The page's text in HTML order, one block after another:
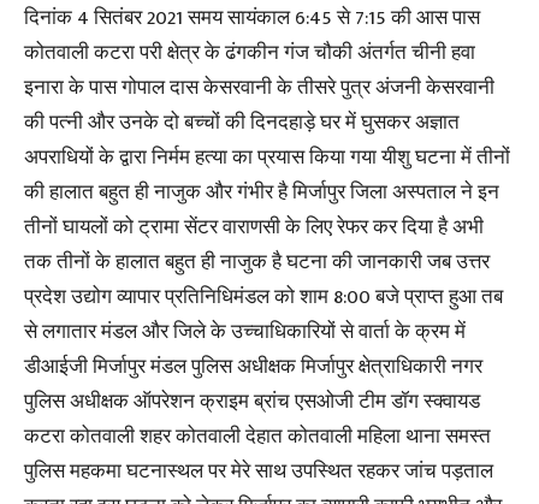
दिनांक 4 सितंबर 2021 समय सायंकाल 6:45 से 7:15 की आस पास
कोतवाली कटरा परी क्षेत्र के ढंगकीन गंज चौकी अंतर्गत चीनी हवा
इनारा के पास गोपाल दास केसरवानी के तीसरे पुत्र अंजनी केसरवानी
की पत्नी और उनके दो बच्चों की दिनदहाड़े घर में घुसकर अज्ञात
अपराधियों के द्वारा निर्मम हत्या का प्रयास किया गया यीशु घटना में तीनों
की हालात बहुत ही नाजुक और गंभीर है मिर्जापुर जिला अस्पताल ने इन
तीनों घायलों को ट्रामा सेंटर वाराणसी के लिए रेफर कर दिया है अभी
तक तीनों के हालात बहुत ही नाजुक है घटना की जानकारी जब उत्तर
प्रदेश उद्योग व्यापार प्रतिनिधिमंडल को शाम 8:00 बजे प्राप्त हुआ तब
से लगातार मंडल और जिले के उच्चाधिकारियों से वार्ता के क्रम में
डीआईजी मिर्जापुर मंडल पुलिस अधीक्षक मिर्जापुर क्षेत्राधिकारी नगर
पुलिस अधीक्षक ऑपरेशन क्राइम ब्रांच एसओजी टीम डॉग स्क्वायड
कटरा कोतवाली शहर कोतवाली देहात कोतवाली महिला थाना समस्त
पुलिस महकमा घटनास्थल पर मेरे साथ उपस्थित रहकर जांच पड़ताल